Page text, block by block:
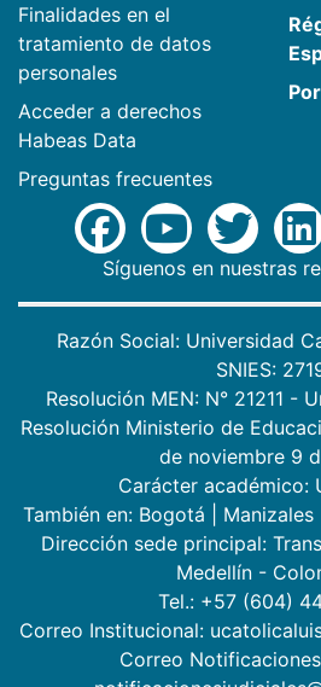
Finalidades en el
tratamiento de datos
personales
Acceder a derechos
Habeas Data
Preguntas frecuentes
Síguenos en nuestras
Razón Social: Universidad
SNIES:
Resolución MEN: N° 21211 -
Resolución Ministerio de
de noviembre 9
Carácter académico:
También en: Bogotá Manizales
Dirección sede principal:
Medellín -
Tel.: +57 (604)
Correo Institucional:
Correo